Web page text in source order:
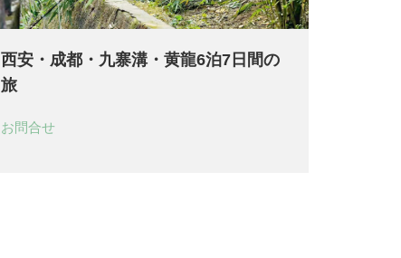
西安・成都・九寨溝・黄龍6泊7日間の
旅
お問合せ